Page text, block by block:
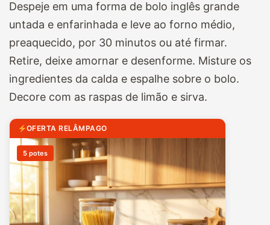
Despeje em uma forma de bolo inglês grande
untada e enfarinhada e leve ao forno médio,
preaquecido, por 30 minutos ou até firmar.
Retire, deixe amornar e desenforme. Misture os
ingredientes da calda e espalhe sobre o bolo.
Decore com as raspas de limão e sirva.
OFERTA RELÂMPAGO
5 potes